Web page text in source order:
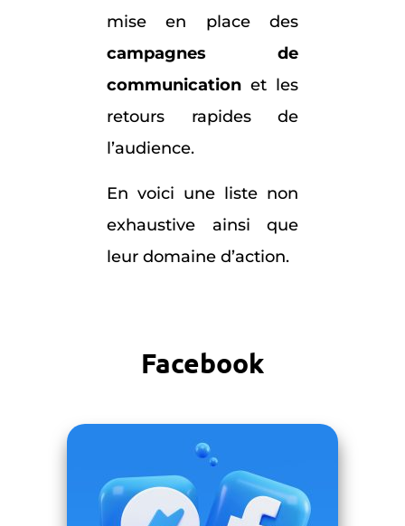
mise en place des
campagnes de
communication et les
retours rapides de
l’audience.
En voici une liste non
exhaustive ainsi que
leur domaine d’action.
Facebook